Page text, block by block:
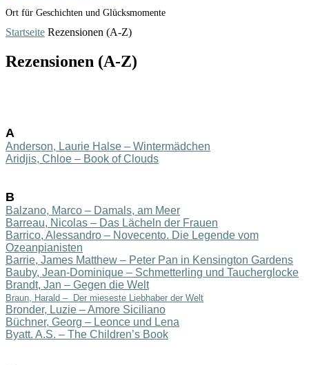
Ort für Geschichten und Glücksmomente
Startseite Rezensionen (A-Z)
Rezensionen (A-Z)
A
Anderson, Laurie Halse – Wintermädchen
Aridjis, Chloe – Book of Clouds
B
Balzano, Marco – Damals, am Meer
Barreau, Nicolas – Das Lächeln der Frauen
Barrico, Alessandro – Novecento. Die Legende vom
Ozeanpianisten
Barrie, James Matthew – Peter Pan in Kensington Gardens
Bauby, Jean-Dominique – Schmetterling und Taucherglocke
Brandt, Jan – Gegen die Welt
Braun, Harald – Der mieseste Liebhaber der Welt
Bronder, Luzie – Amore Siciliano
Büchner, Georg – Leonce und Lena
Byatt. A.S. – The Children’s Book